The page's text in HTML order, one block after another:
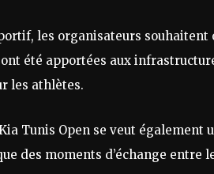
les organisateurs
été apportées aux
les athlètes.
Tunis Open se veut
des moments d’échange entre